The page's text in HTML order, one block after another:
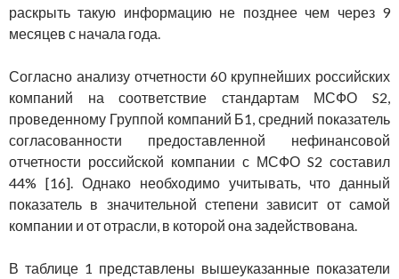
раскрыть такую информацию не позднее чем через 9
месяцев с начала года.
Согласно анализу отчетности 60 крупнейших российских
компаний на соответствие стандартам МСФО S2,
проведенному Группой компаний Б1, средний показатель
согласованности предоставленной нефинансовой
отчетности российской компании с МСФО S2 составил
44% [16]. Однако необходимо учитывать, что данный
показатель в значительной степени зависит от самой
компании и от отрасли, в которой она задействована.
В таблице 1 представлены вышеуказанные показатели